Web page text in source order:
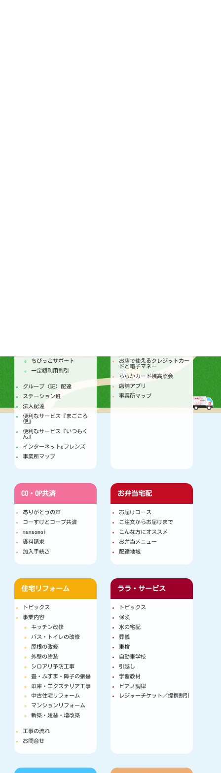
ちびっこサポート
一定額利用割引
グループ（班）配達
ステーション班
法人配達
便利なサービス『まごころ
便』
便利なサービス『いつもく
ん』
インターネットeフレンズ
事業所マップ
お店で使えるクレジットカー
ドと電子マネー
ららかカード残高照会
店舗アプリ
事業所マップ
CO・OP共済
ありがとうの声
コーすけとコープ共済
mamaomoi
資料請求
加入手続き
お弁当宅配
お届けコース
ご注文からお届けまで
こんな方にオススメ
お弁当メニュー
配達地域
住宅リフォーム
トピックス
事業内容
キッチン改修
バス・トイレの改修
屋根の改修
外壁の塗装
シロアリ予防工事
畳・ふすま・障子の張替
車庫・エクステリア工事
中古住宅リフォーム
マンションリフォーム
新築・建替・増改築
工事の流れ
お問合せ
ララ・サービス
トピックス
保険
水の宅配
葬儀
車検
自動車学校
引越し
学習教材
ピアノ調律
レジャーチケット／提携割引